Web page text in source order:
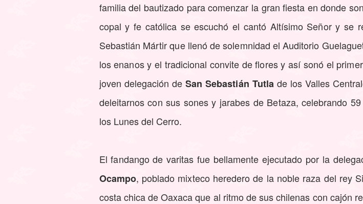
familia del bautizado para comenzar la gran fiesta en donde
copal y fe católica se escuchó el cantó Altísimo Señor y se
Sebastián Mártir que llenó de solemnidad el Auditorio
los enanos y el tradicional convite de flores y así sonó el
joven delegación deSan Sebastián Tutla de los Valles
deleitarnos con sus sones y jarabes de Betaza, celebrando
los Lunes del Cerro.
El fandango de varitas fue bellamente ejecutado por la
Ocampo, poblado mixteco heredero de la noble raza del rey
costa chica de Oaxaca que al ritmo de sus chilenas con cajón